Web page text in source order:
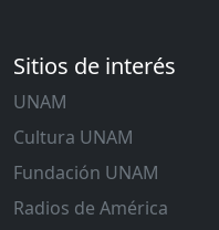
Sitios de interés
UNAM
Cultura UNAM
Fundación UNAM
Radios de América